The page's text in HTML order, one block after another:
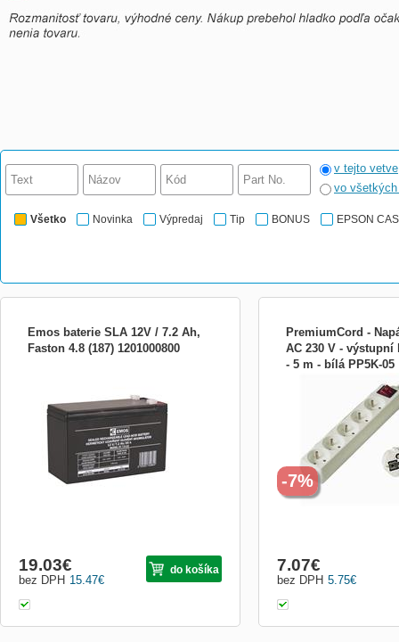
v tejto vetve
vo
Všetko Novinka Výpredaj Tip BONUS EPSON
Emos baterie SLA 12V / 7.2 Ah,
Faston 4.8 (187) 1201000800
kg rozměr: 151 x 65 x 94 mm prodejní
obal: 1 ks Všeobecný popis Olověný
bezúdržbový akumulátor 12V (7,2 Ah).
Akumulátor je vhodný pro napájení hraček,
nouzový
15.47€
bez DPH
19.03€ do košíka
PremiumCord -
AC 230 V - výstupní
- 5 m - bílá PP5K-05
zásuvkami a detskou
clonou). Na kábli sa
vypínač pre jednoduché
spotřebičov od
kábla je 5m. Balené v PE
závesným systémom.
5.75€
bez DPH
7.07€
-7%